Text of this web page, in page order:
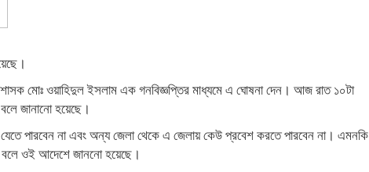
মোঃ ওয়াহিদুল ইসলাম এক গনবিজ্ঞপ্তির মাধ্যমে এ ঘোষনা দেন। আজ রাত ১০টা
জানানো হয়েছে।
পারবেন না এবং অন্য জেলা থেকে এ জেলায় কেউ প্রবেশ করতে পারবেন না। এমনকি
ওই আদেশে জাননো হয়েছে।